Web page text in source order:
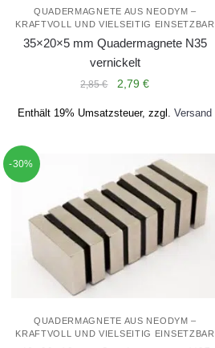
QUADERMAGNETE AUS NEODYM –
KRAFTVOLL UND VIELSEITIG EINSETZBAR
35×20×5 mm Quadermagnete N35
vernickelt
2,85€
Ursprünglicher
war:
2,79€Aktueller
ist:
Enthält 19% Umsatzsteuer, zzgl.Versand
-30%
QUADERMAGNETE AUS NEODYM –
KRAFTVOLL UND VIELSEITIG EINSETZBAR